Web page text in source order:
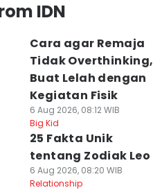
IDN
Cara agar Remaja
Tidak Overthinking,
Buat Lelah dengan
Kegiatan Fisik
6 Aug 2026, 08:12 WIB
Big Kid
25 Fakta Unik
tentang Zodiak Leo
6 Aug 2026, 08:20 WIB
Relationship